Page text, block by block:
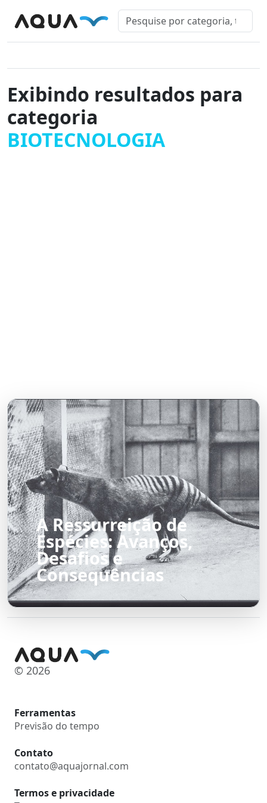
Exibindo resultados para
categoria
BIOTECNOLOGIA
A Ressurreição de
Espécies: Avanços,
Desafios e
Consequências
© 2026
Ferramentas
Previsão do tempo
Contato
contato@aquajornal.com
Termos e privacidade